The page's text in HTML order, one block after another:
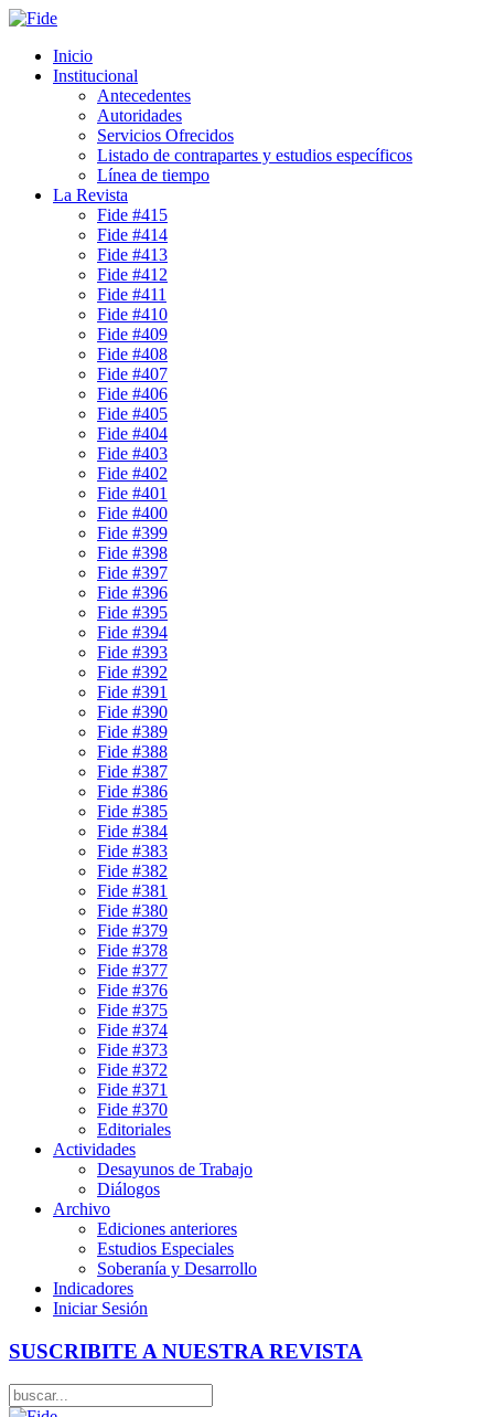
Inicio
Institucional
Antecedentes
Autoridades
Servicios Ofrecidos
Listado de contrapartes y estudios específicos
Línea de tiempo
La Revista
Fide #415
Fide #414
Fide #413
Fide #412
Fide #411
Fide #410
Fide #409
Fide #408
Fide #407
Fide #406
Fide #405
Fide #404
Fide #403
Fide #402
Fide #401
Fide #400
Fide #399
Fide #398
Fide #397
Fide #396
Fide #395
Fide #394
Fide #393
Fide #392
Fide #391
Fide #390
Fide #389
Fide #388
Fide #387
Fide #386
Fide #385
Fide #384
Fide #383
Fide #382
Fide #381
Fide #380
Fide #379
Fide #378
Fide #377
Fide #376
Fide #375
Fide #374
Fide #373
Fide #372
Fide #371
Fide #370
Editoriales
Actividades
Desayunos de Trabajo
Diálogos
Archivo
Ediciones anteriores
Estudios Especiales
Soberanía y Desarrollo
Indicadores
Iniciar Sesión
SUSCRIBITE A NUESTRA REVISTA